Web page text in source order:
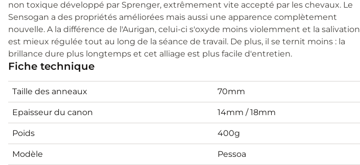
non toxique développé par Sprenger, extrêmement vite accepté par les chevaux. Le
Sensogan a des propriétés améliorées mais aussi une apparence complètement
nouvelle. A la différence de l'Aurigan, celui-ci s'oxyde moins violemment et la salivation
est mieux régulée tout au long de la séance de travail. De plus, il se ternit moins : la
brillance dure plus longtemps et cet alliage est plus facile d'entretien.
Fiche technique
Taille des anneaux 70mm
Epaisseur du canon 14mm / 18mm
Poids 400g
Modèle Pessoa